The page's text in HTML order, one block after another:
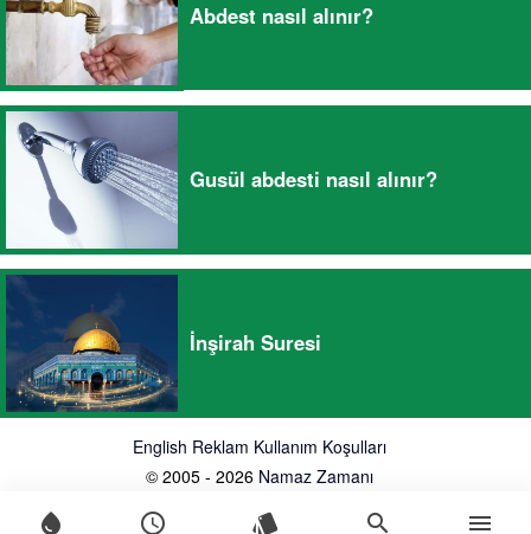
water_drop schedule style search menu
Abdest nasıl alınır?
Gusül abdesti nasıl alınır?
İnşirah Suresi
English Reklam Kullanım Koşulları
© 2005 - 2026 Namaz Zamanı